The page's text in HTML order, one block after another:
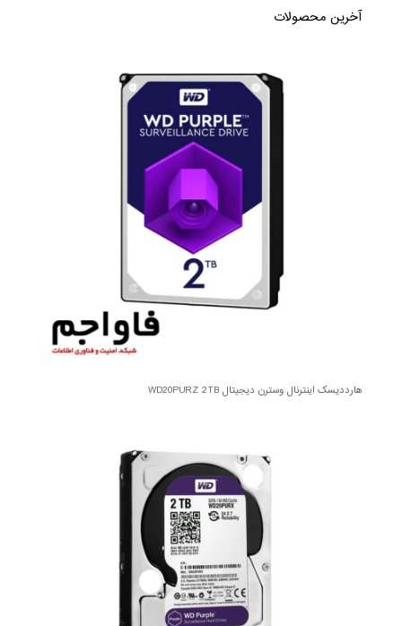
آخرین محصولات
هارددیسک اینترنال وسترن دیجیتال WD20PURZ 2TB